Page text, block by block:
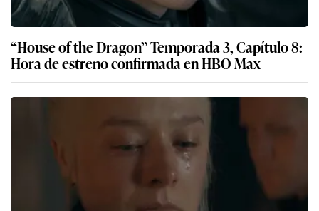
“House of the Dragon” Temporada 3, Capítulo 8:
Hora de estreno confirmada en HBO Max